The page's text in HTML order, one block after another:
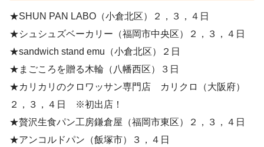
★SHUN PAN LABO（小倉北区）２，３，４日
★シュシュズベーカリー（福岡市中央区）２，３，４日
★sandwich stand emu（小倉北区）２日
★まごころを贈る木輪（八幡西区）３日
★カリカリのクロワッサン専門店 カリクロ（大阪府）
２，３，４日 ※初出店！
★贅沢生食パン工房鎌倉屋（福岡市東区）２，３，４日
★アンコルドパン（飯塚市）３，４日